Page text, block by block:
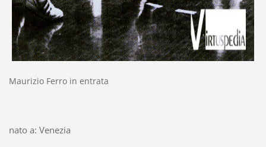
Maurizio Ferro in entrata
nato a: Venezia